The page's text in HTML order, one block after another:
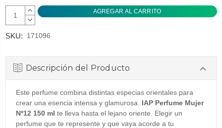
AUMENTAR
CANTIDAD:
DISMINUIR
SKU: 171096
Descripción del Producto
Este perfume combina distintas especias orientales para
crear una esencia intensa y glamurosa. IAP Perfume Mujer
Nº12 150 ml te lleva hasta el lejano oriente. Elegir un
perfume que te represente y que vaya acorde a tu